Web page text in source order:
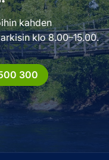
kahden
klo 8.00–15.00.
300